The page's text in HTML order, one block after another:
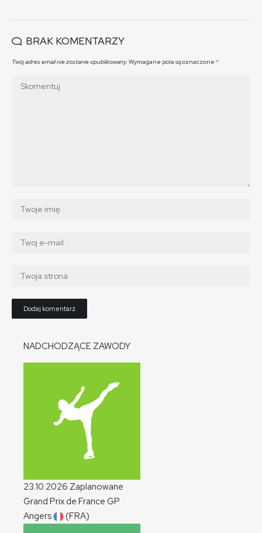
BRAK KOMENTARZY
Twój adres email nie zostanie opublikowany. Wymagane pola są oznaczone *
NADCHODZĄCE ZAWODY
23.10.2026 Zaplanowane
Grand Prix de France GP
Angers
(FRA)